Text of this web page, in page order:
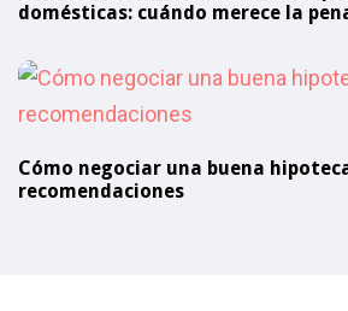
domésticas: cuándo merece la
Cómo negociar una buena
recomendaciones